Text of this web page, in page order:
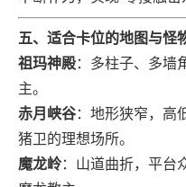
五、适合卡位的地图与怪
祖玛神殿：多柱子、多墙
主。
赤月峡谷：地形狭窄，高
猪卫的理想场所。
魔龙岭：山道曲折，平台